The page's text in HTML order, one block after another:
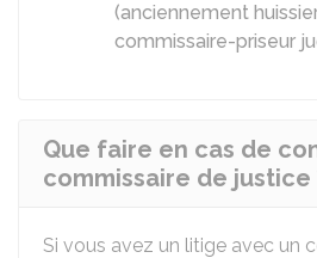
(anciennement
commissaire-priseur
Que faire en cas de
commissaire de justice
Si vous avez un litige avec un